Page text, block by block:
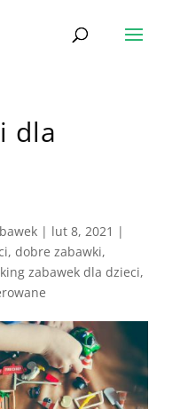
dla
| lut 8, 2021 |
, dobre zabawki,
zabawek dla dzieci,